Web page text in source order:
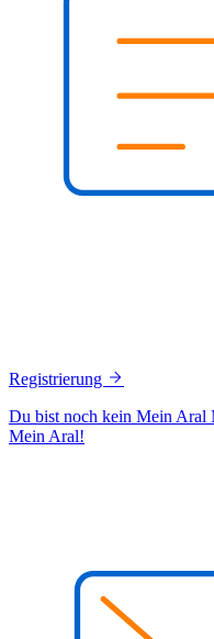
Registrierung
Du bist noch kein Mein Aral
Mein Aral!